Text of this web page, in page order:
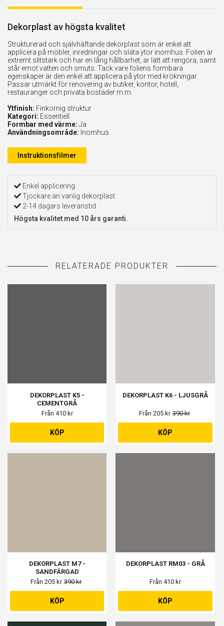
Dekorplast av högsta kvalitet
Strukturerad och självhäftande dekorplast som är enkel att
applicera på möbler, inredningar och släta ytor inomhus. Folien är
extremt slitstark och har en lång hållbarhet, är lätt att rengöra, samt
står emot vatten och smuts. Tack vare foliens formbara
egenskaper är den enkel att applicera på ytor med krökningar.
Passar utmärkt för renovering av butiker, kontor, hotell,
restauranger och privata bostäder m.m.
Ytfinish: Finkornig struktur
Kategori: Essentiell
Formbar med värme: Ja
Användningsområde: Inomhus
Instruktionsfilmer
Enkel applicering
Tjockare än vanlig dekorplast
2-14 dagars leveranstid
Högsta kvalitet med 10 års garanti.
DEKORPLAST K5 -
CEMENTGRÅ
Från 410 kr
KÖP
DEKORPLAST K6 - LJUSGRÅ
Från 205 kr 390 kr
KÖP
DEKORPLAST M7 -
SANDFÄRGAD
Från 205 kr 390 kr
KÖP
DEKORPLAST RM03 - GRÅ
Från 410 kr
KÖP